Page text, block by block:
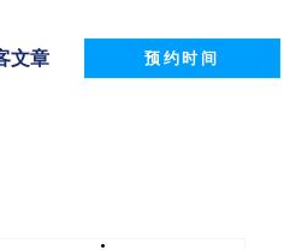
文章 预约时间